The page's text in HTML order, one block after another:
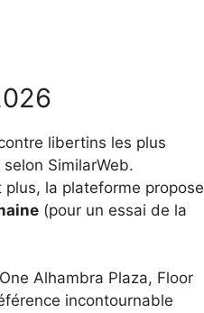
libertins les plus
selon SimilarWeb.
plus, la plateforme propose
(pour un essai de la
Alhambra Plaza, Floor
incontournable